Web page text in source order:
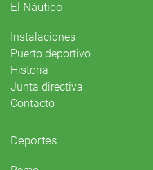
El Náutico
Instalaciones
Puerto deportivo
Historia
Junta directiva
Contacto
Deportes